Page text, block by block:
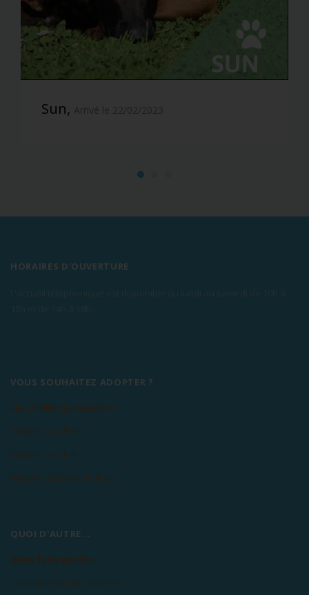
Sun, Arrivé le 22/02/2023
HORAIRES D'OUVERTURE
VOUS SOUHAITEZ ADOPTER ?
Les conditions d'adoption
Adopter un chien
Adopter un chat
Adopter un lapin ou N.A.C
QUOI D'AUTRE...
Nous faire un don
L'actualité de l'association